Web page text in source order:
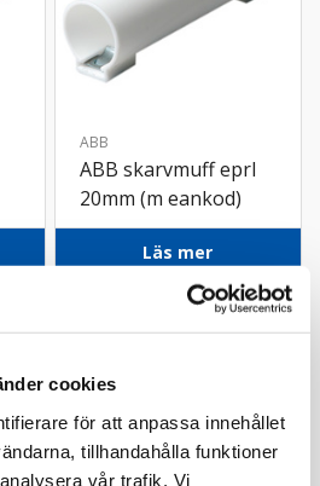
cookies
för att anpassa innehållet
tillhandahålla funktioner
vår trafik. Vi
ABB
ABB skarvmuff eprl
20mm (m eankod)
Läs mer